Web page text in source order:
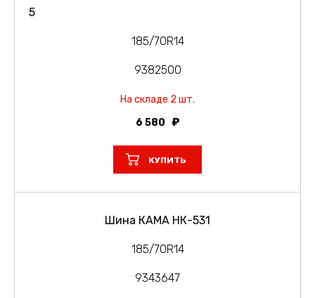
5
185/70R14
9382500
На складе 2 шт.
6 580
КУПИТЬ
Шина КАМА НК-531
185/70R14
9343647